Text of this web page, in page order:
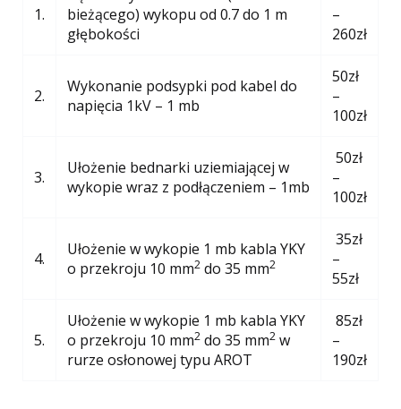
1.
bieżącego) wykopu od 0.7 do 1 m
głębokości
–
260zł
2.
Wykonanie podsypki pod kabel do
napięcia 1kV – 1 mb
50zł
–
100zł
3.
Ułożenie bednarki uziemiającej w
wykopie wraz z podłączeniem – 1mb
50zł
–
100zł
4.
Ułożenie w wykopie 1 mb kabla YKY
o przekroju 10 mm2 do 35 mm2
35zł
–
55zł
5.
Ułożenie w wykopie 1 mb kabla YKY
o przekroju 10 mm2 do 35 mm2 w
rurze osłonowej typu AROT
85zł
–
190zł